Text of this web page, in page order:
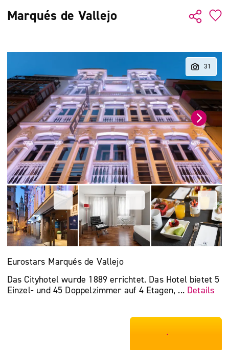
Marqués de Vallejo
Eurostars Marqués de Vallejo
Das Cityhotel wurde 1889 errichtet. Das Hotel bietet 5
Einzel- und 45 Doppelzimmer auf 4 Etagen, ... Details
***************